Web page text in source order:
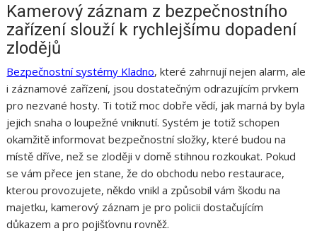
Kamerový záznam z bezpečnostního
zařízení slouží k rychlejšímu dopadení
zlodějů
Bezpečnostní systémy Kladno, které zahrnují nejen alarm, ale
i záznamové zařízení, jsou dostatečným odrazujícím prvkem
pro nezvané hosty. Ti totiž moc dobře vědí, jak marná by byla
jejich snaha o loupežné vniknutí. Systém je totiž schopen
okamžitě informovat bezpečnostní složky, které budou na
místě dříve, než se zloději v domě stihnou rozkoukat. Pokud
se vám přece jen stane, že do obchodu nebo restaurace,
kterou provozujete, někdo vnikl a způsobil vám škodu na
majetku, kamerový záznam je pro policii dostačujícím
důkazem a pro pojišťovnu rovněž.